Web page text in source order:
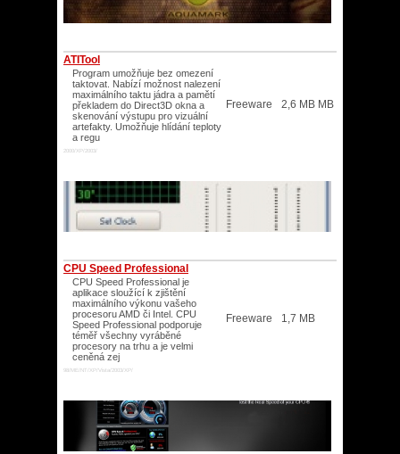
ATITool
Program umožňuje bez omezení
taktovat. Nabízí možnost nalezení
maximálního taktu jádra a pamětí
překladem do Direct3D okna a
skenování výstupu pro vizuální
artefakty. Umožňuje hlídání teploty
a regu
2000/XP/2003/
Freeware 2,6 MB MB
CPU Speed Professional
CPU Speed Professional je
aplikace sloužící k zjištění
maximálního výkonu vašeho
procesoru AMD či Intel. CPU
Speed Professional podporuje
téměř všechny vyráběné
procesory na trhu a je velmi
ceněná zej
98/ME/NT/XP/Vista/2003/XP/
Freeware 1,7 MB